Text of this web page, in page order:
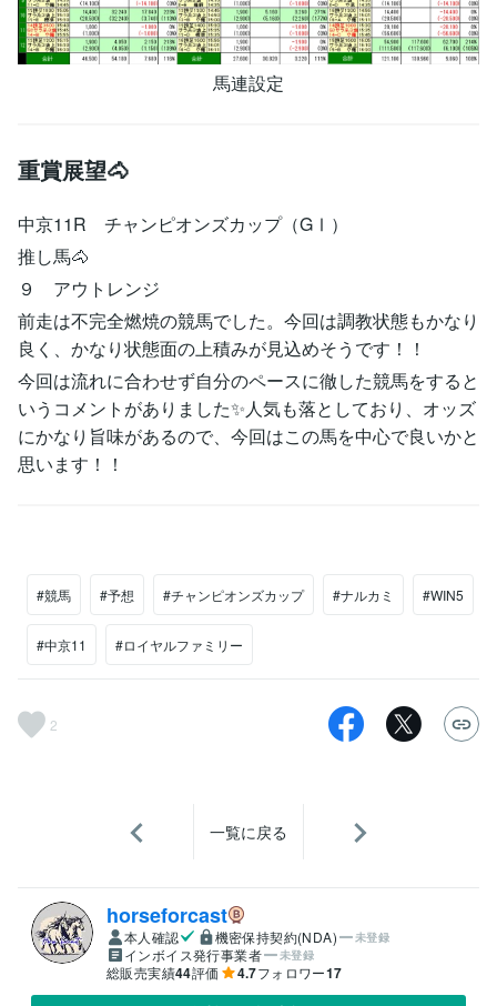
馬連設定
重賞展望🐴
中京11R チャンピオンズカップ（GⅠ）
推し馬🐴
９ アウトレンジ
前走は不完全燃焼の競馬でした。今回は調教状態もかなり
良く、かなり状態面の上積みが見込めそうです！！
今回は流れに合わせず自分のペースに徹した競馬をすると
いうコメントがありました✨人気も落としており、オッズ
にかなり旨味があるので、今回はこの馬を中心で良いかと
思います！！
#競馬 #予想 #チャンピオンズカップ #ナルカミ #WIN5
#中京11 #ロイヤルファミリー
2
一覧に戻る
horseforcast
本人確認 機密保持契約(NDA) 未登録
インボイス発行事業者 未登録
総販売実績44評価 4.7フォロワー17